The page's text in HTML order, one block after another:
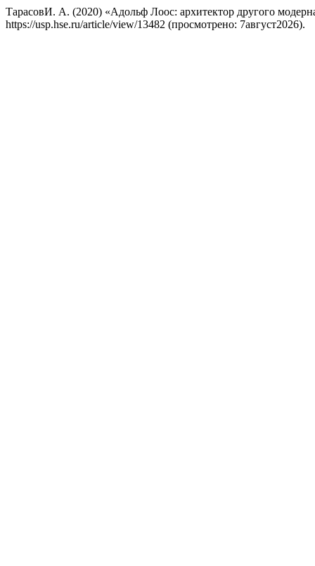
ТарасовИ. А. (2020) «Адольф Лоос: архитектор другого
https://usp.hse.ru/article/view/13482 (просмотрено: 7август2026).